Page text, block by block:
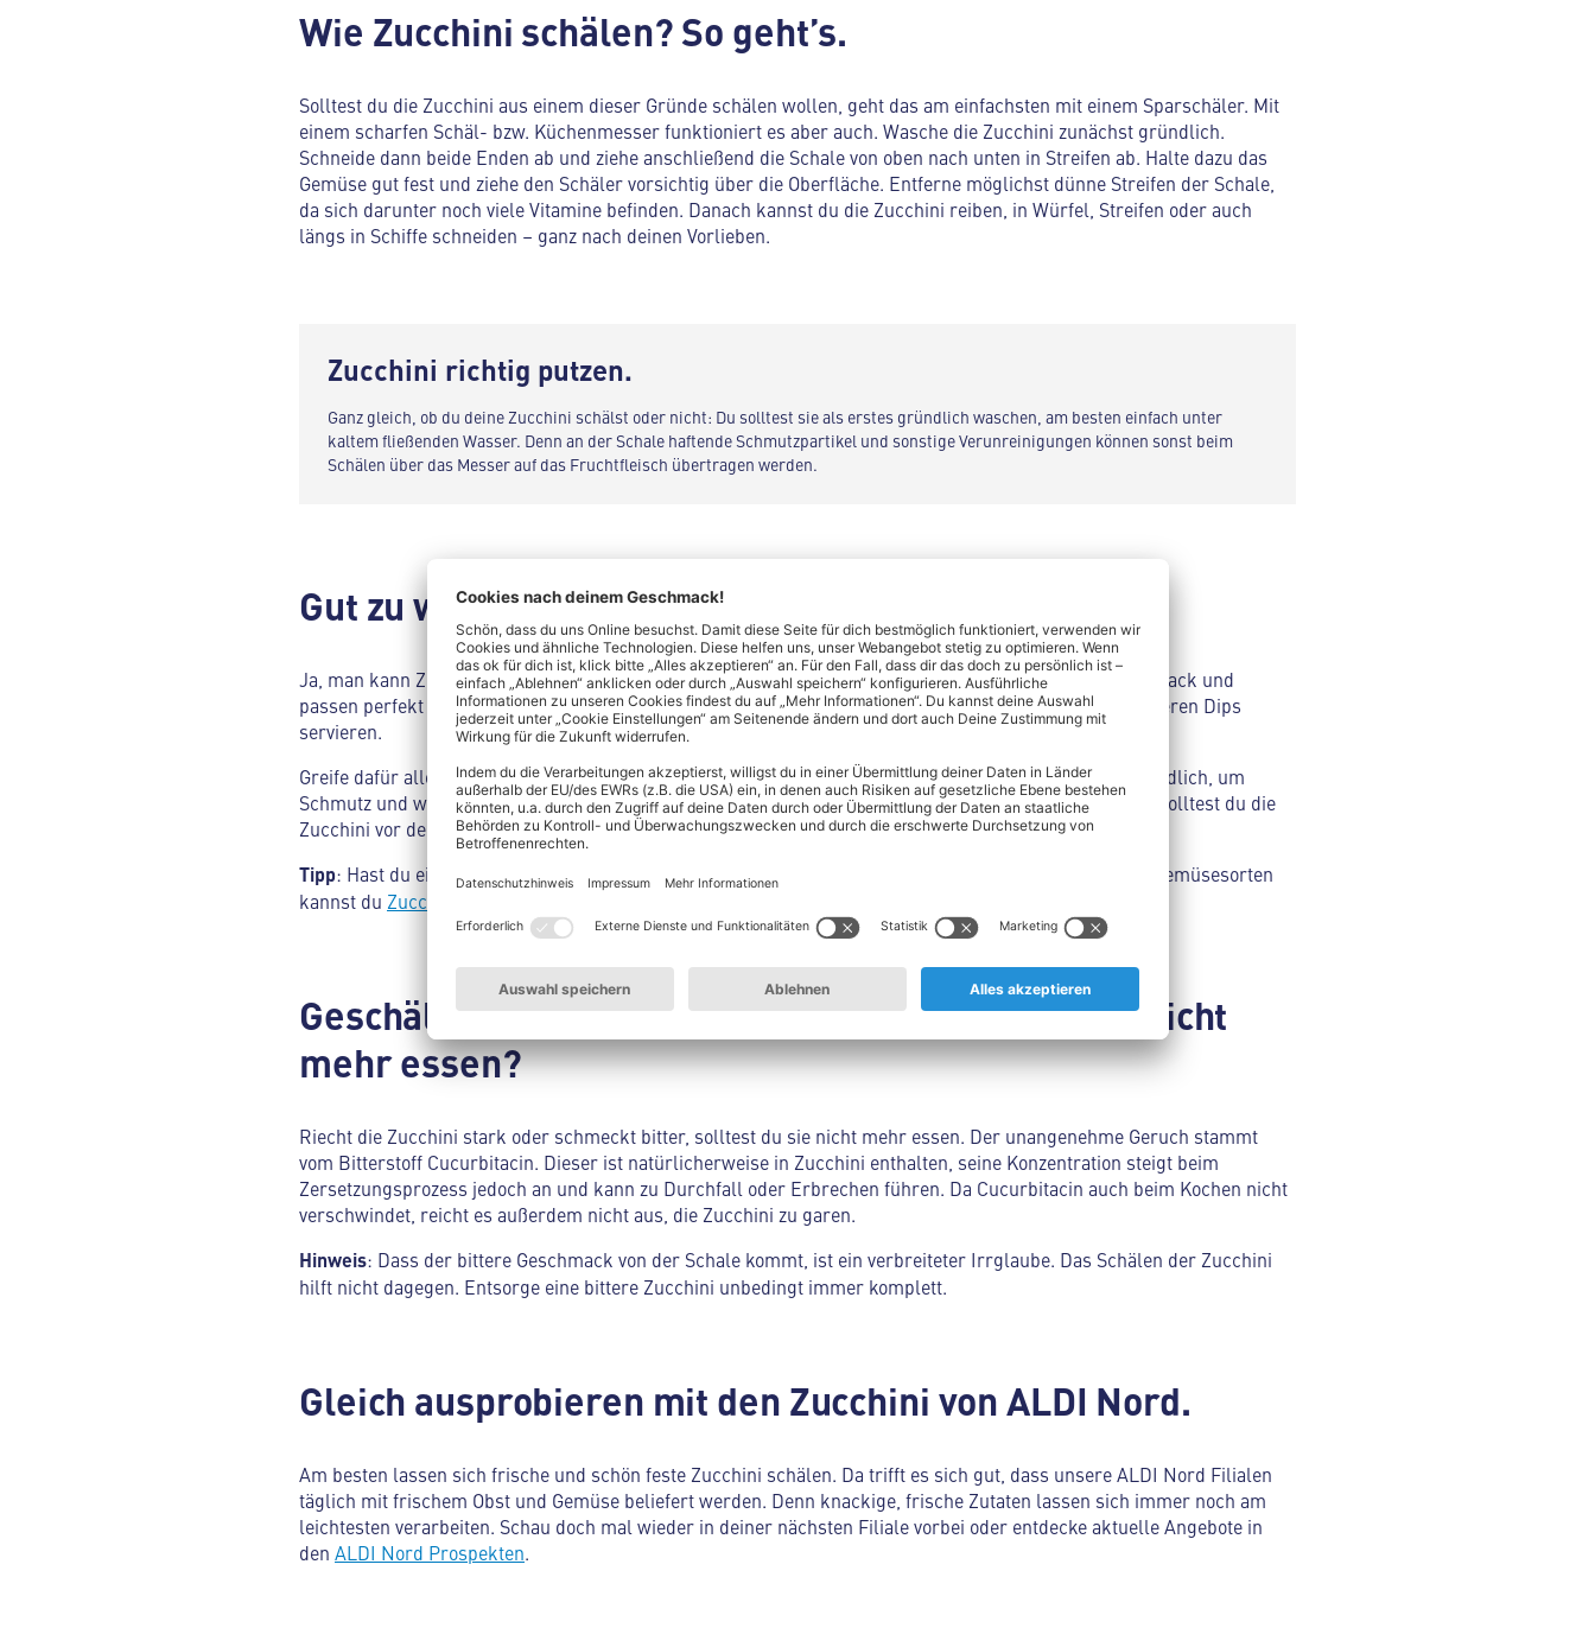
Wie Zucchini schälen? So geht’s.
Solltest du die Zucchini aus einem dieser Gründe schälen wollen, geht das am einfachsten mit einem Sparschäler. Mit
einem scharfen Schäl- bzw. Küchenmesser funktioniert es aber auch. Wasche die Zucchini zunächst gründlich.
Schneide dann beide Enden ab und ziehe anschließend die Schale von oben nach unten in Streifen ab. Halte dazu das
Gemüse gut fest und ziehe den Schäler vorsichtig über die Oberfläche. Entferne möglichst dünne Streifen der Schale,
da sich darunter noch viele Vitamine befinden. Danach kannst du die Zucchini reiben, in Würfel, Streifen oder auch
längs in Schiffe schneiden – ganz nach deinen Vorlieben.
Zucchini richtig putzen.
Ganz gleich, ob du deine Zucchini schälst oder nicht: Du solltest sie als erstes gründlich waschen, am besten einfach unter
kaltem fließenden Wasser. Denn an der Schale haftende Schmutzpartikel und sonstige Verunreinigungen können sonst beim
Schälen über das Messer auf das Fruchtfleisch übertragen werden.
Gut zu wissen: Kann man Zucchini roh essen?
Ja, man kann Zucchini mit oder ohne Schale roh essen. Sie haben einen knackigen und frischen Geschmack und
passen perfekt in einen sommerlichen Salat oder lassen sich als Rohkost-Sticks mit Hummus oder anderen Dips
servieren.
Greife dafür allerdings am besten auf Bio-Zucchini zurück und wasche die Schale vor dem Verzehr gründlich, um
Schmutz und weitere Rückstände zu entfernen. Falls du Gemüse im rohen Zustand nicht gut verträgst, solltest du die
Zucchini vor dem Verzehr lieberblanchierenoder anderweitiggaren. Dann ist sie bekömmlicher.
Tipp: Hast du eine größere Menge Zucchini gekauft, als du direkt verarbeiten kannst? Wie die meisten Gemüsesorten
kannst du Zucchini einfrieren
Geschält oder nicht: Wann sollte ich eine Zucchini nicht
mehr essen?
Riecht die Zucchini stark oder schmeckt bitter, solltest du sie nicht mehr essen. Der unangenehme Geruch stammt
vom Bitterstoff Cucurbitacin. Dieser ist natürlicherweise in Zucchini enthalten, seine Konzentration steigt beim
Zersetzungsprozess jedoch an und kann zu Durchfall oder Erbrechen führen. Da Cucurbitacin auch beim Kochen nicht
verschwindet, reicht es außerdem nicht aus, die Zucchini zu garen.
Hinweis: Dass der bittere Geschmack von der Schale kommt, ist ein verbreiteter Irrglaube. Das Schälen der Zucchini
hilft nicht dagegen. Entsorge eine bittere Zucchini unbedingt immer komplett.
Gleich ausprobieren mit den Zucchini von ALDI Nord.
Am besten lassen sich frische und schön feste Zucchini schälen. Da trifft es sich gut, dass unsere ALDI Nord Filialen
täglich mit frischem Obst und Gemüse beliefert werden. Denn knackige, frische Zutaten lassen sich immer noch am
leichtesten verarbeiten. Schau doch mal wieder in deiner nächsten Filiale vorbei oder entdecke aktuelle Angebote in
den ALDI Nord Prospekten.